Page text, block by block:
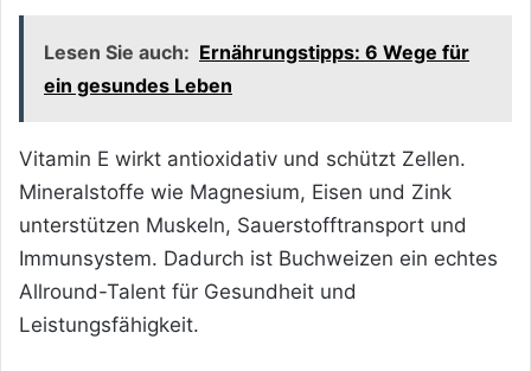
Lesen Sie auch: Ernährungstipps: 6 Wege für
ein gesundes Leben
Vitamin E wirkt antioxidativ und schützt Zellen.
Mineralstoffe wie Magnesium, Eisen und Zink
unterstützen Muskeln, Sauerstofftransport und
Immunsystem. Dadurch ist Buchweizen ein echtes
Allround-Talent für Gesundheit und
Leistungsfähigkeit.